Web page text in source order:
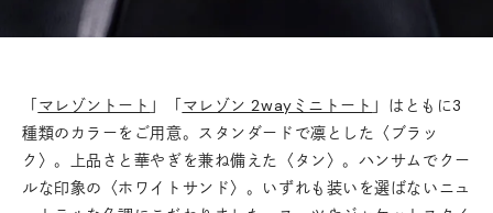
「マレゾントート 」「マレゾン 2wayミニトート 」はともに3
種類のカラーをご用意。スタンダードで凛とした〈ブラッ
ク〉。上品さと華やぎを兼ね備えた〈タン〉。ハンサムでクー
ルな印象の〈ホワイトサンド〉。いずれも装いを選ばないニュ